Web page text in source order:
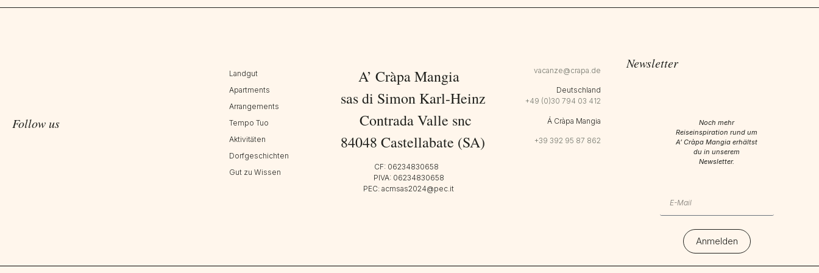
Follow us
Landgut
Apartments
Arrangements
Tempo Tuo
Aktivitäten
Dorfgeschichten
Gut zu Wissen
A’ Cràpa Mangia
sas di Simon Karl-Heinz
Contrada Valle snc
84048 Castellabate (SA)
CF: 06234830658
PIVA: 06234830658
PEC: acmsas2024@pec.it
vacanze@crapa.de
Deutschland
+49 (0)30 794 03 412
Á Cràpa Mangia
+39 392 95 87 862
Newsletter
Noch mehr
Reiseinspiration rund um
A’ Cràpa Mangia erhältst
du in unserem
Newsletter.
Anmelden